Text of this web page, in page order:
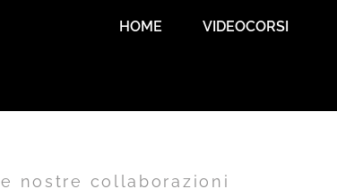
HOME VIDEOCORSI
nostre collaborazioni